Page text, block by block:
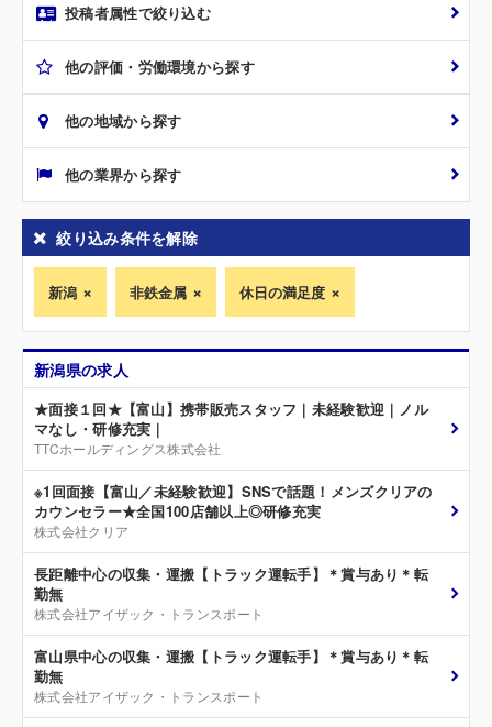
投稿者属性で絞り込む
他の評価・労働環境から探す
他の地域から探す
他の業界から探す
絞り込み条件を解除
新潟 非鉄金属 休日の満足度
新潟県の求人
★面接１回★【富山】携帯販売スタッフ｜未経験歓迎｜ノル
マなし・研修充実｜
TTCホールディングス株式会社
※1回面接【富山／未経験歓迎】SNSで話題！メンズクリアの
カウンセラー★全国100店舗以上◎研修充実
株式会社クリア
長距離中心の収集・運搬【トラック運転手】＊賞与あり＊転
勤無
株式会社アイザック・トランスポート
富山県中心の収集・運搬【トラック運転手】＊賞与あり＊転
勤無
株式会社アイザック・トランスポート